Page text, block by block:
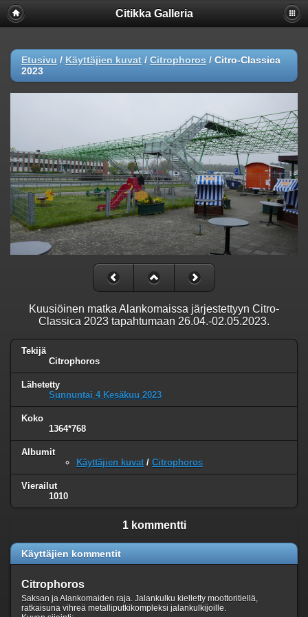
Citikka Galleria
Etusivu / Käyttäjien kuvat / Citrophoros / Citro-Classica
2023
Kuusiöinen matka Alankomaissa järjestettyyn Citro-
Classica 2023 tapahtumaan 26.04.-02.05.2023.
Tekijä
Citrophoros
Lähetetty
Sunnuntai 4 Kesäkuu 2023
Koko
1364*768
Albumit
Käyttäjien kuvat / Citrophoros
Vierailut
1010
1 kommentti
Käyttäjien kommentit
Citrophoros
Saksan ja Alankomaiden raja. Jalankulku kielletty moottoritiellä,
ratkaisuna vihreä metalliputkikompleksi jalankulkijoille.